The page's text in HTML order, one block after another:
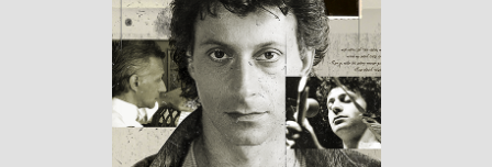
הוצאת מתי כספי
הפצת "אור תו" 2026
בקרוב